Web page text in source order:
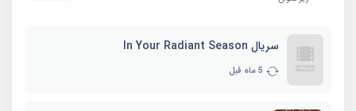
سریال In Your Radiant Season
5 ماه قبل